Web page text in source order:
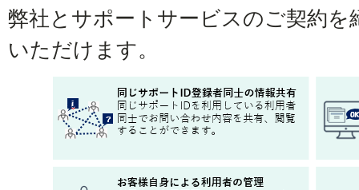
弊社とサポートサービスのご契約
いただけます。